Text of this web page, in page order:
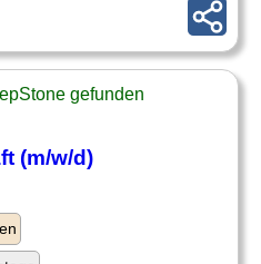
gefunden
(m/w/d)